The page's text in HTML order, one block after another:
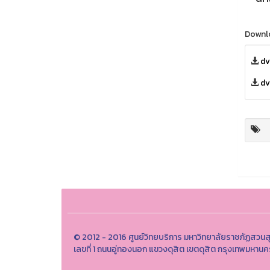
© 2012 - 2016 ศูนย์วิทยบริการ มหาวิทยาลัยราชภัฏสวน
เลขที่ 1 ถนนอู่ทองนอก แขวงดุสิต เขตดุสิต กรุงเทพมหา